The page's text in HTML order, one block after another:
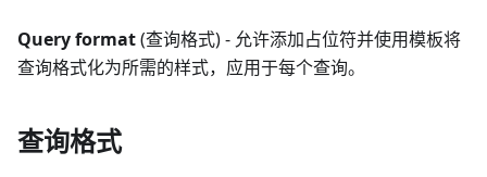
Query format(查询格式) - 允许添加占位符并使用模板将
查询格式化为所需的样式，应用于每个查询。
查询格式